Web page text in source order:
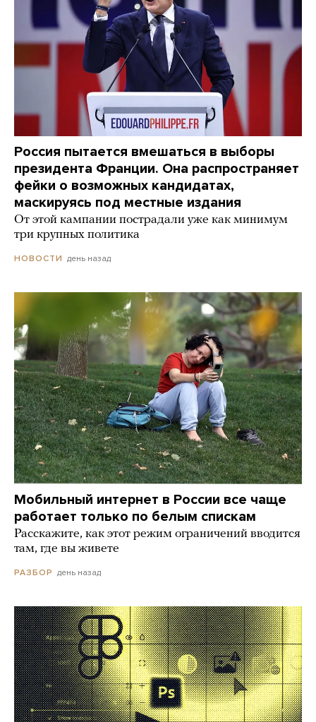
Россия пытается вмешаться в выборы
президента Франции. Она распространяет
фейки о возможных кандидатах,
маскируясь под местные издания
От этой кампании пострадали уже как минимум
три крупных политика
НОВОСТИ день назад
Мобильный интернет в России все чаще
работает только по белым спискам
Расскажите, как этот режим ограничений вводится
там, где вы живете
РАЗБОР день назад